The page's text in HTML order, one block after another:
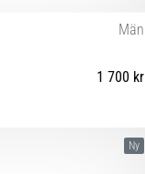
Män
1 700 kr
44 44½ 45 46 46½ 47 48 Ny